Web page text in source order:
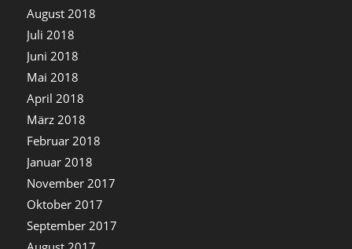
August 2018
Juli 2018
Juni 2018
Mai 2018
April 2018
März 2018
Februar 2018
Januar 2018
November 2017
Oktober 2017
September 2017